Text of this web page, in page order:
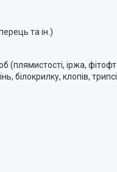
та ін.)
(плямистості, іржа,
білокрилку, клопів,